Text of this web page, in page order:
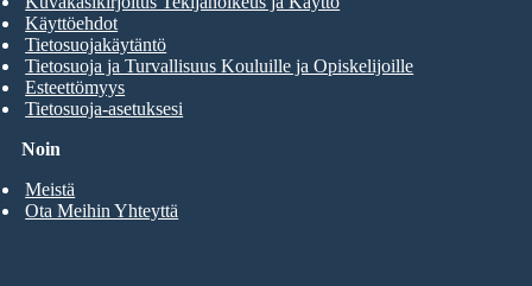
Noin
Meistä
Ota Meihin Yhteyttä
Käyttöehdot
Tietosuojakäytäntö
Tietosuoja ja Turvallisuus Kouluille ja Opiskelijoille
Esteettömyys
Tietosuoja-asetuksesi